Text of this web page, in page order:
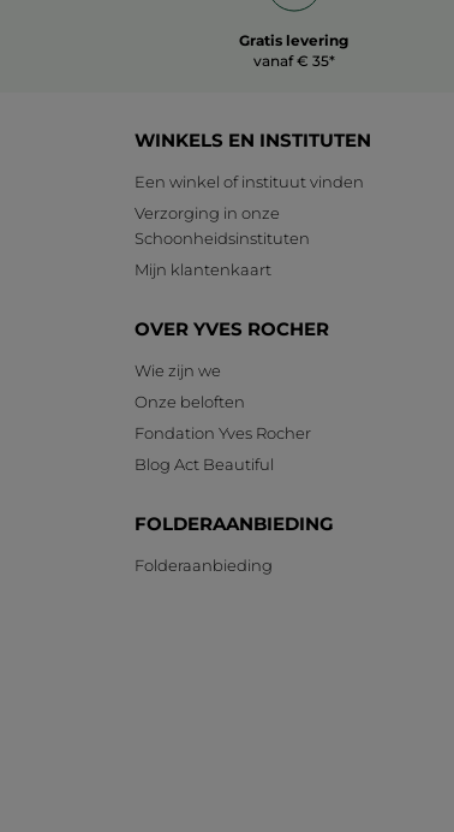
Gratis levering
vanaf € 35*
WINKELS EN INSTITUTEN
Een winkel of instituut vinden
Verzorging in onze
Schoonheidsinstituten
Mijn klantenkaart
OVER YVES ROCHER
Wie zijn we
Onze beloften
Fondation Yves Rocher
Blog Act Beautiful
FOLDERAANBIEDING
Folderaanbieding